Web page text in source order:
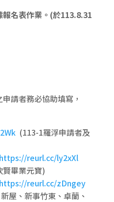
名表作業。(於113.8.31
請者務必協助填寫，
(113-1羅浮申請者及
https://reurl.cc/ly2xXl
畢業元寶)
https://reurl.cc/zDngey
屋、新事竹東、卓蘭、